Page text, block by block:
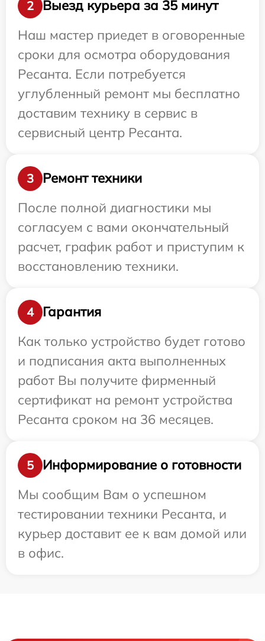
2
Выезд курьера за 35 минут
Наш мастер приедет в оговоренные
сроки для осмотра оборудования
Ресанта. Если потребуется
углубленный ремонт мы бесплатно
доставим технику в сервис в
сервисный центр Ресанта.
3
Ремонт техники
После полной диагностики мы
согласуем с вами окончательный
расчет, график работ и приступим к
восстановлению техники.
4
Гарантия
Как только устройство будет готово
и подписания акта выполненных
работ Вы получите фирменный
сертификат на ремонт устройства
Ресанта сроком на 36 месяцев.
5
Информирование о готовности
Мы сообщим Вам о успешном
тестировании техники Ресанта, и
курьер доставит ее к вам домой или
в офис.